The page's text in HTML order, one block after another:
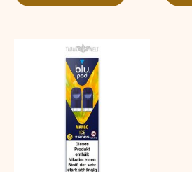
Blu
Pod
Mango
Ice
(RECARGA)
cantidad